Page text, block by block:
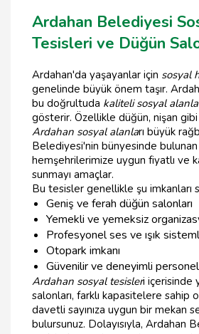
Ardahan Belediyesi
Tesisleri ve Düğün
Ardahan'da yaşayanlar için sosyal
genelinde büyük önem taşır.
bu doğrultuda kaliteli sosyal
gösterir. Özellikle düğün, nişan
Ardahan sosyal alanları büyük
Belediyesi'nin bünyesinde bulunan
hemşehrilerimize uygun fiyatlı ve
sunmayı amaçlar.
Bu tesisler genellikle şu imkanları
Geniş ve ferah düğün salonları
Yemekli ve yemeksiz
Profesyonel ses ve ışık
Otopark imkanı
Güvenilir ve deneyimli personel
Ardahan sosyal tesisleri içerisinde
salonları, farklı kapasitelere sahip
davetli sayınıza uygun bir mekan
bulursunuz. Dolayısıyla, Ardahan